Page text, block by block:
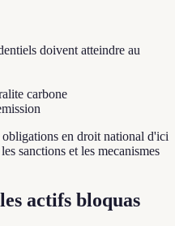
doivent atteindre au
carbone
en droit national d'ici
sanctions et les mecanismes
actifs bloquas